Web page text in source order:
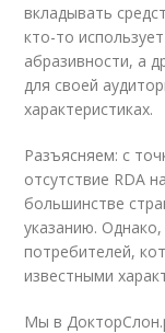
вкладывать
кто-то
абразивности, а
для своей
характеристиках.
Разъясняем: с
отсутствие RDA
большинстве
указанию.
потребителей,
известными
Мы в